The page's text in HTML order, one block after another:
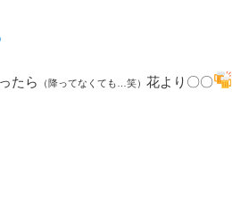
たら （降ってなくても…笑） 花より〇〇